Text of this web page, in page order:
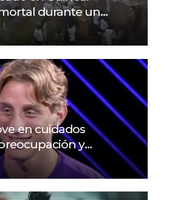
durante un
en cuidados
y
el mundo del fútbol